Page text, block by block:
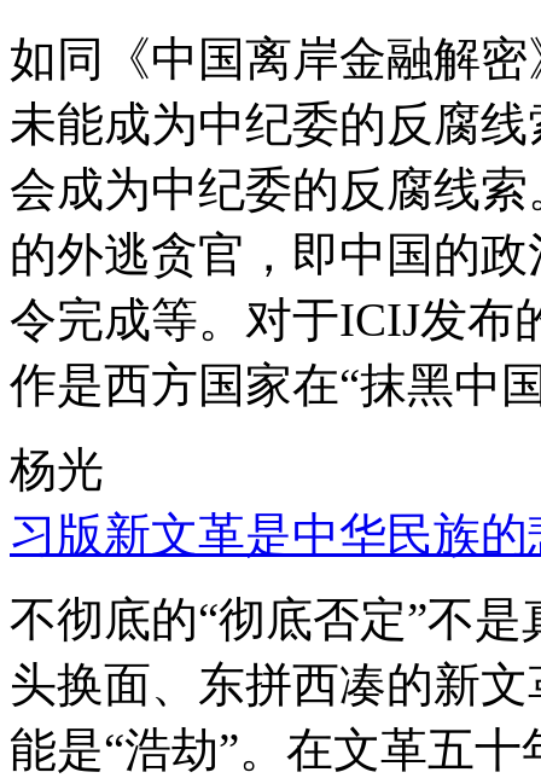
如同《中国离岸金融解
未能成为中纪委的反腐
会成为中纪委的反腐线
的外逃贪官，即中国的
令完成等。对于ICIJ发布
作是西方国家在“抹黑中
杨光
习版新文革是中华民族的
不彻底的“彻底否定”不
头换面、东拼西凑的新
能是“浩劫”。在文革五